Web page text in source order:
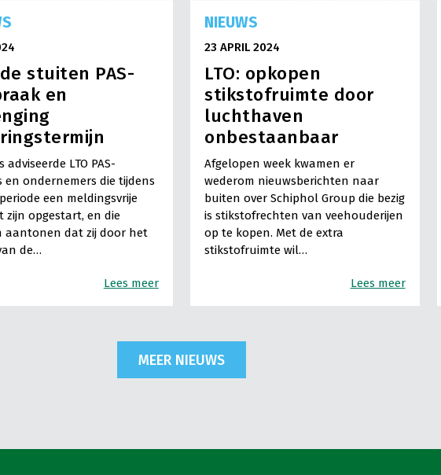
stuiten PAS-
en
adviseerde LTO PAS-
en ondernemers die tijdens
een meldingsvrije
zijn opgestart, en die
aantonen dat zij door het
de…
Lees meer
NIEUWS
23 APRIL 2024
LTO: opkopen
stikstofruimte door
luchthaven
onbestaanbaar
Afgelopen week kwamen er
wederom nieuwsberichten naar
buiten over Schiphol Group die bezig
is stikstofrechten van veehouderijen
op te kopen. Met de extra
stikstofruimte wil…
Lees meer
MEER NIEUWS